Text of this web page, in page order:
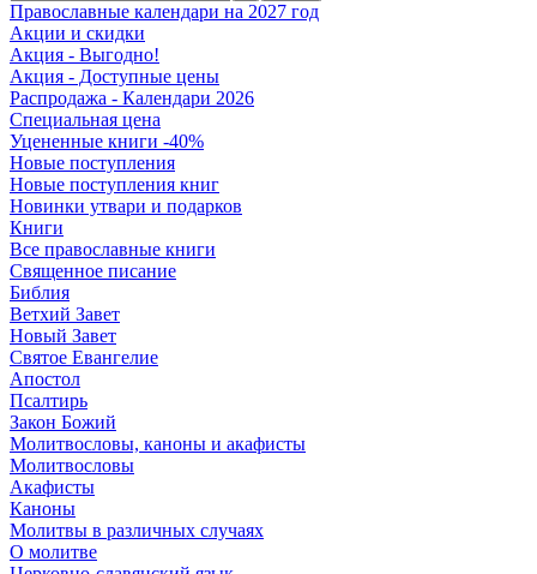
Православные календари на 2027 год
Акции и скидки
Акция - Выгодно!
Акция - Доступные цены
Распродажа - Календари 2026
Специальная цена
Уцененные книги -40%
Новые поступления
Новые поступления книг
Новинки утвари и подарков
Книги
Все православные книги
Священное писание
Библия
Ветхий Завет
Новый Завет
Святое Евангелие
Апостол
Псалтирь
Закон Божий
Молитвословы, каноны и акафисты
Молитвословы
Акафисты
Каноны
Молитвы в различных случаях
О молитве